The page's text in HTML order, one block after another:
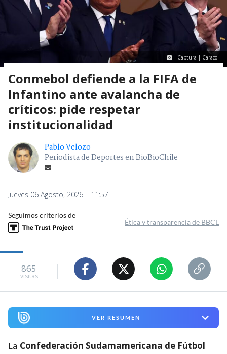
Captura | Caracol
Conmebol defiende a la FIFA de
Infantino ante avalancha de
críticos: pide respetar
institucionalidad
Pablo Velozo
Periodista de Deportes en BioBioChile
Jueves 06 Agosto, 2026 | 11:57
Seguimos criterios de
Ética y transparencia de BBCL
865
visitas
VER RESUMEN
La Confederación Sudamamericana de Fútbol